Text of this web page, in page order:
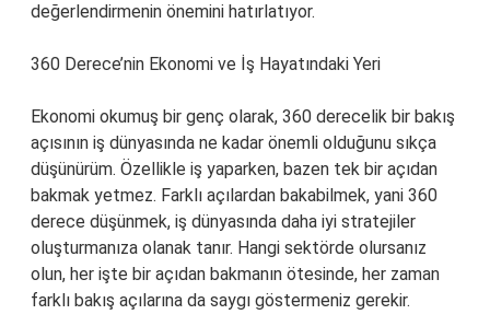
değerlendirmenin önemini hatırlatıyor.
360 Derece’nin Ekonomi ve İş Hayatındaki Yeri
Ekonomi okumuş bir genç olarak, 360 derecelik bir bakış
açısının iş dünyasında ne kadar önemli olduğunu sıkça
düşünürüm. Özellikle iş yaparken, bazen tek bir açıdan
bakmak yetmez. Farklı açılardan bakabilmek, yani 360
derece düşünmek, iş dünyasında daha iyi stratejiler
oluşturmanıza olanak tanır. Hangi sektörde olursanız
olun, her işte bir açıdan bakmanın ötesinde, her zaman
farklı bakış açılarına da saygı göstermeniz gerekir.